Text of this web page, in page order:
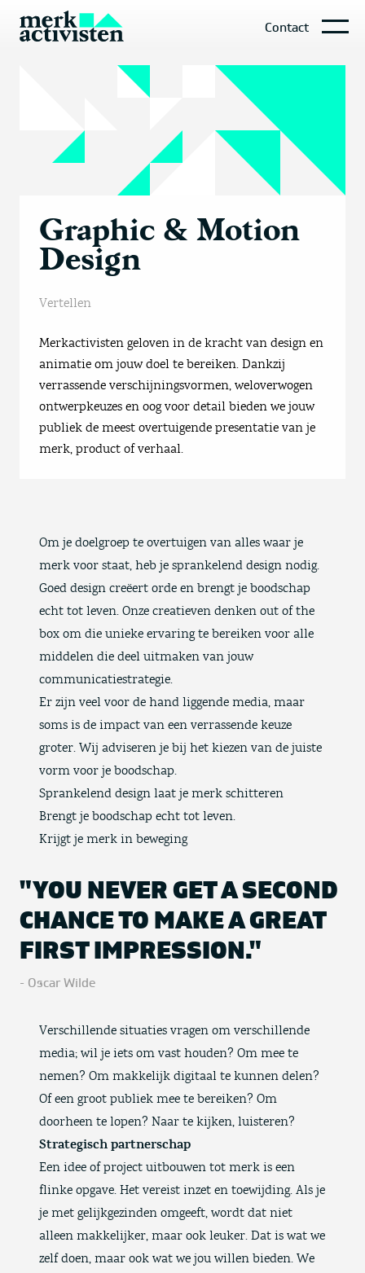
Contact
Graphic & Motion
Design
Vertellen
Merkactivisten geloven in de kracht van design en
animatie om jouw doel te bereiken. Dankzij
verrassende verschijningsvormen, weloverwogen
ontwerpkeuzes en oog voor detail bieden we jouw
publiek de meest overtuigende presentatie van je
merk, product of verhaal.
Om je doelgroep te overtuigen van alles waar je
merk voor staat, heb je sprankelend design nodig.
Goed design creëert orde en brengt je boodschap
echt tot leven. Onze creatieven denken out of the
box om die unieke ervaring te bereiken voor alle
middelen die deel uitmaken van jouw
communicatiestrategie.
Er zijn veel voor de hand liggende media, maar
soms is de impact van een verrassende keuze
groter. Wij adviseren je bij het kiezen van de juiste
vorm voor je boodschap.
Sprankelend design laat je merk schitteren
Brengt je boodschap echt tot leven.
Krijgt je merk in beweging
"YOU NEVER GET A SECOND
CHANCE TO MAKE A GREAT
FIRST IMPRESSION."
- Oscar Wilde
Verschillende situaties vragen om verschillende
media; wil je iets om vast houden? Om mee te
nemen? Om makkelijk digitaal te kunnen delen?
Of een groot publiek mee te bereiken? Om
doorheen te lopen? Naar te kijken, luisteren?
Strategisch partnerschap
Een idee of project uitbouwen tot merk is een
flinke opgave. Het vereist inzet en toewijding. Als je
je met gelijkgezinden omgeeft, wordt dat niet
alleen makkelijker, maar ook leuker. Dat is wat we
zelf doen, maar ook wat we jou willen bieden. We